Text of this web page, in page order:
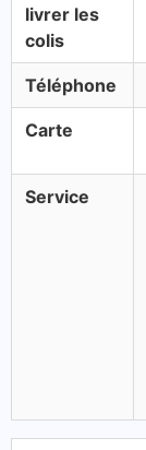
livrer les
colis
Téléphone
Carte
Service